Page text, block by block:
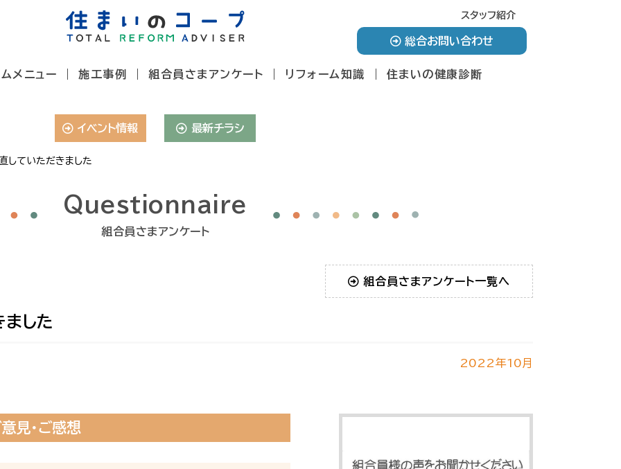
スタッフ紹介
総合お問い合わせ
メニュー 施工事例 組合員さまアンケート リフォーム知識 住まいの健康診断
イベント情報 最新チラシ
していただきました
Questionnaire
組合員さまアンケート
組合員さまアンケート一覧へ
した
2022年10月
見・ご感想